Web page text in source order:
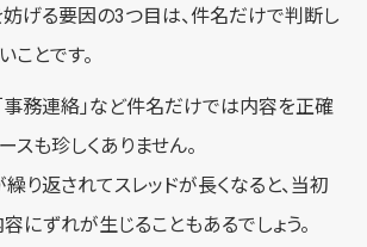
げる要因の3つ目は、件名だけで判断し
ことです。
事務連絡」など件名だけでは内容を正確
スも珍しくありません。
繰り返されてスレッドが長くなると、当初
にずれが生じることもあるでしょう。